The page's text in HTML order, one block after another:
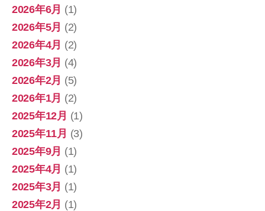
2026年6月 (1)
2026年5月 (2)
2026年4月 (2)
2026年3月 (4)
2026年2月 (5)
2026年1月 (2)
2025年12月 (1)
2025年11月 (3)
2025年9月 (1)
2025年4月 (1)
2025年3月 (1)
2025年2月 (1)